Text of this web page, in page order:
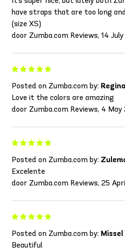
have straps that are too long
(size XS)
door Zumba.com Reviews, 14
Posted on Zumba.com by:
Love it the colors are amazing
door Zumba.com Reviews, 4 May
Posted on Zumba.com by:
Excelente
door Zumba.com Reviews, 25
Posted on Zumba.com by: Missel
Beautiful